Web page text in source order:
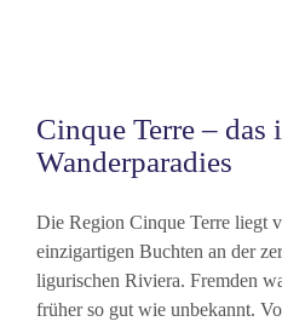
Cinque Terre – das
Wanderparadies
Die Region Cinque Terre liegt
einzigartigen Buchten an der
ligurischen Riviera. Fremden
früher so gut wie unbekannt.